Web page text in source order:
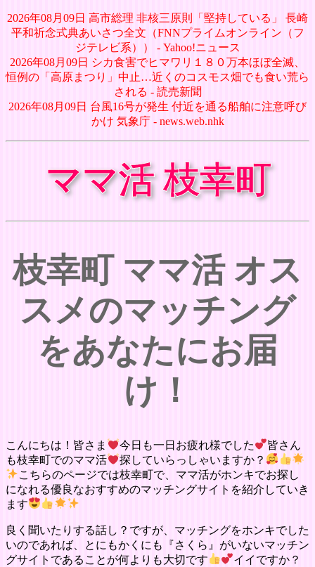
2026年08月09日 高市総理 非核三原則「堅持している」 長崎
平和祈念式典あいさつ全文（FNNプライムオンライン（フ
ジテレビ系）） - Yahoo!ニュース
2026年08月09日 シカ食害でヒマワリ１８０万本ほぼ全滅、
恒例の「高原まつり」中止…近くのコスモス畑でも食い荒ら
される - 読売新聞
2026年08月09日 台風16号が発生 付近を通る船舶に注意呼び
かけ 気象庁 - news.web.nhk
ママ活 枝幸町
枝幸町 ママ活 オス
スメのマッチング
をあなたにお届
け！
こんにちは！皆さま 今日も一日お疲れ様でした
皆さん
も枝幸町でのママ活
探していらっしゃいますか？
こちらのページでは枝幸町で、ママ活がホンキでお探し
になれる優良なおすすめのマッチングサイトを紹介していき
ます
良く聞いたりする話し？ですが、マッチングをホンキでした
いのであれば、とにもかくにも『さくら』がいないマッチン
グサイトであることが何よりも大切です
イイですか？